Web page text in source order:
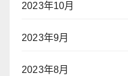
2023年10月
2023年9月
2023年8月